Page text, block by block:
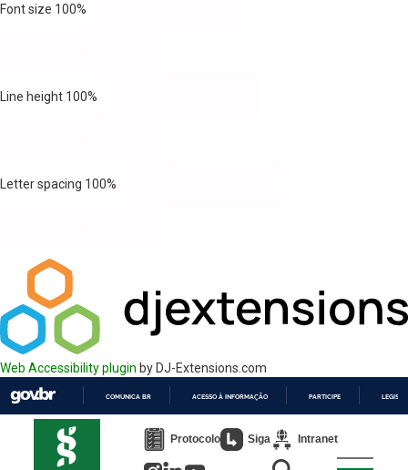
Font size 100%
Line height 100%
Letter spacing 100%
Web Accessibility plugin by DJ-Extensions.com
PARA
COMUNICA BR ACESSO À INFORMAÇÃO PARTICIPE
Protocolo Siga Intranet